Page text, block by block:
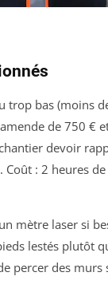
trop bas (moins
de 750 €
devoir
: 2 heures
mètre laser si
lestés plutôt
percer des murs